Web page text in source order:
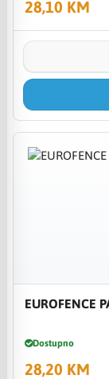
28,10 KM
EUROFENCE
Dostupno
28,20 KM